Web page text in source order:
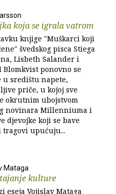
koja se igrala vatrom
knjige "Muškarci koji
švedskog pisca Stiega
Lisbeth Salander i
Blomkvist ponovno se
u središtu napete,
priče, u kojoj sve
okrutnim ubojstvom
novinara Millenniuma i
djevojke koji se bave
upućuju...
Mataga
kulture
eseja Vojislav Mataga